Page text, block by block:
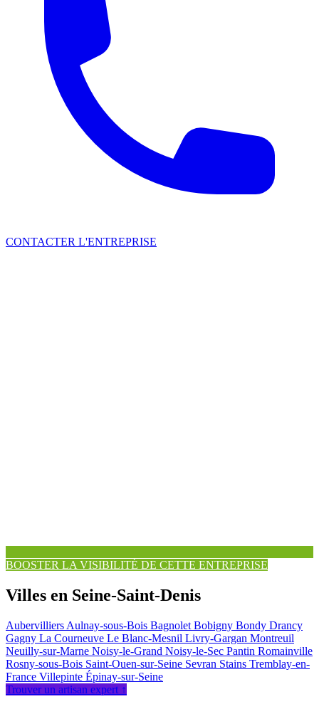
CONTACTER L'ENTREPRISE
BOOSTER LA VISIBILITÉ DE CETTE ENTREPRISE
Villes en Seine-Saint-Denis
Aubervilliers Aulnay-sous-Bois Bagnolet Bobigny Bondy Drancy
Gagny La Courneuve Le Blanc-Mesnil Livry-Gargan Montreuil
Neuilly-sur-Marne Noisy-le-Grand Noisy-le-Sec Pantin Romainville
Rosny-sous-Bois Saint-Ouen-sur-Seine Sevran Stains Tremblay-en-
France Villepinte Épinay-sur-Seine
Trouver un artisan expert ↑